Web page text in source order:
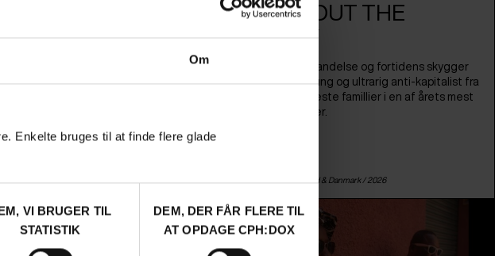
Om
Enkelte bruges til at finde flere glade
VI BRUGER TIL
STATISTIK
DEM, DER FÅR FLERE TIL
AT OPDAGE CPH:DOX
Lei Lowe på en pilgrimsrejse
med Jorden i søgen efter
ALL ABOUT THE
MONEY
Pengenes forbandelse og fortidens skygger
hjemsøger en ung og ultrarig anti-kapitalist fra
en af USAs rigeste famillier i en af årets mest
utrolige historier.
Irland& Danmark/ 2026